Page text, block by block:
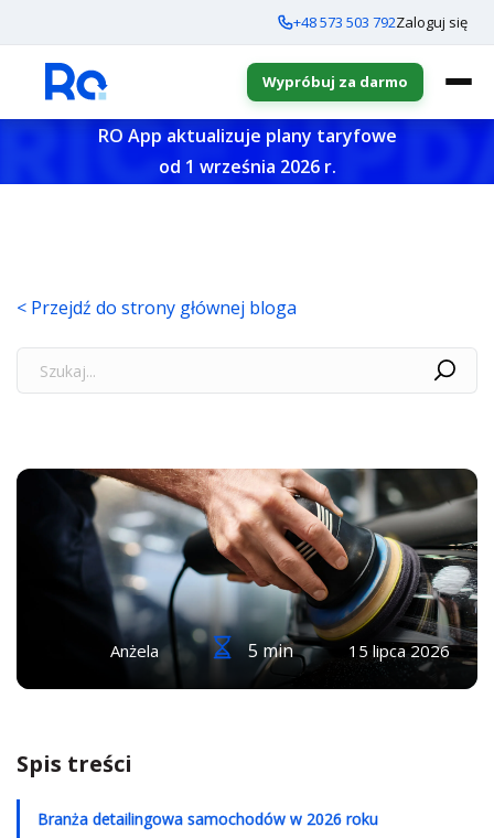
+48 573 503 792Zaloguj się
Wypróbuj za darmo
RO App aktualizuje plany taryfowe
od 1 września 2026 r.
< Przejdź do strony głównej bloga
Anżela 5 min 15 lipca 2026
Spis treści
Branża detailingowa samochodów w 2026 roku